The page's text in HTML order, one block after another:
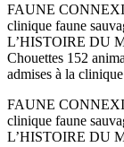
FAUNE
clinique faune
L’HISTOIRE DU
Chouettes 152
admises à la
FAUNE
clinique faune
L’HISTOIRE DU